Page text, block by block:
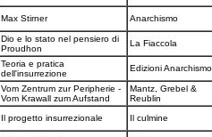
Max Stirner Anarchismo
Dio e lo stato nel pensiero di
Proudhon
La Fiaccola
Teoria e pratica
dell'insurrezione
Edizioni
Vom Zentrum zur Peripherie -
Vom Krawall zum Aufstand
Mantz, Grebel &
Reublin
Il progetto insurrezionale Il culmine